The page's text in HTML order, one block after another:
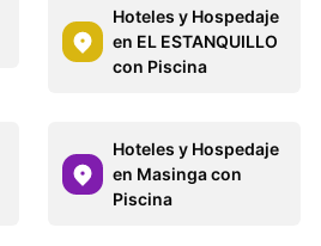
Hoteles y Hospedaje
en EL ESTANQUILLO
con Piscina
Hoteles y Hospedaje
en Masinga con
Piscina